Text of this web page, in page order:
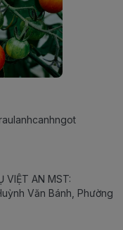
VIỆT AN MST:
Văn Bánh, Phường